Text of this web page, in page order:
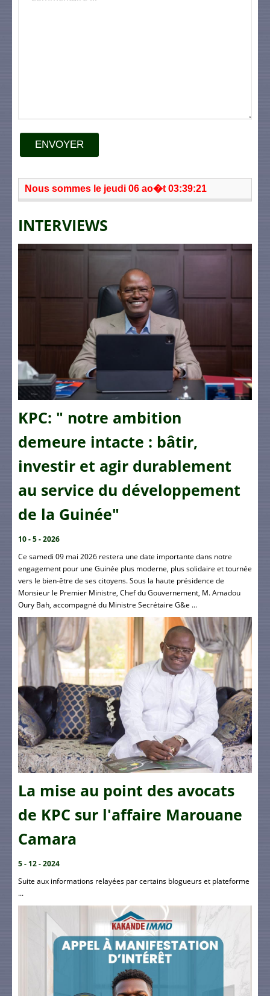
ENVOYER
Nous sommes le jeudi 06 ao�t 03:39:21
INTERVIEWS
KPC: " notre ambition
demeure intacte : bâtir,
investir et agir durablement
au service du développement
de la Guinée"
10 - 5 - 2026
Ce samedi 09 mai 2026 restera une date importante dans notre
engagement pour une Guinée plus moderne, plus solidaire et tournée
vers le bien-être de ses citoyens. Sous la haute présidence de
Monsieur le Premier Ministre, Chef du Gouvernement, M. Amadou
Oury Bah, accompagné du Ministre Secrétaire G&e ...
La mise au point des avocats
de KPC sur l'affaire Marouane
Camara
5 - 12 - 2024
Suite aux informations relayées par certains blogueurs et plateforme
...